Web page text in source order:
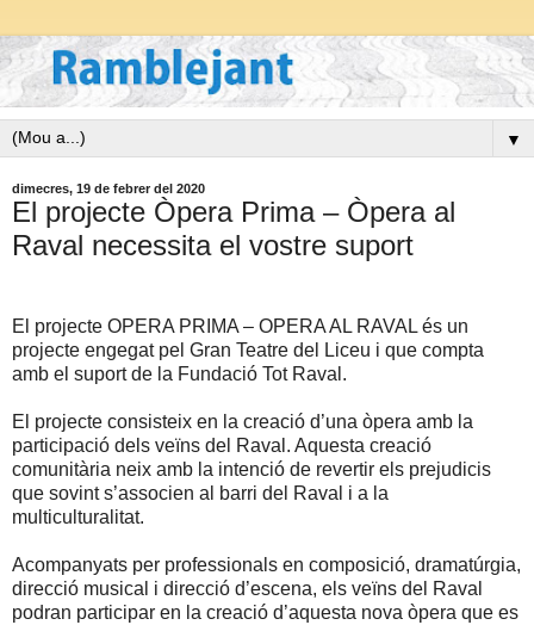
▼
dimecres, 19 de febrer del 2020
El projecte Òpera Prima – Òpera al
Raval necessita el vostre suport
El projecte OPERA PRIMA – OPERA AL RAVAL és un
projecte engegat pel Gran Teatre del Liceu i que compta
amb el suport de la Fundació Tot Raval.
El projecte consisteix en la creació d’una òpera amb la
participació dels veïns del Raval. Aquesta creació
comunitària neix amb la intenció de revertir els prejudicis
que sovint s’associen al barri del Raval i a la
multiculturalitat.
Acompanyats per professionals en composició, dramatúrgia,
direcció musical i direcció d’escena, els veïns del Raval
podran participar en la creació d’aquesta nova òpera que es